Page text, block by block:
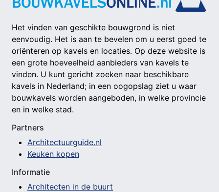
Het vinden van geschikte bouwgrond is niet
eenvoudig. Het is aan te bevelen om u eerst goed te
oriënteren op kavels en locaties. Op deze website is
een grote hoeveelheid aanbieders van kavels te
vinden. U kunt gericht zoeken naar beschikbare
kavels in Nederland; in een oogopslag ziet u waar
bouwkavels worden aangeboden, in welke provincie
en in welke stad.
Partners
Architectuurguide.nl
Keuken kopen
Informatie
Architecten in de buurt